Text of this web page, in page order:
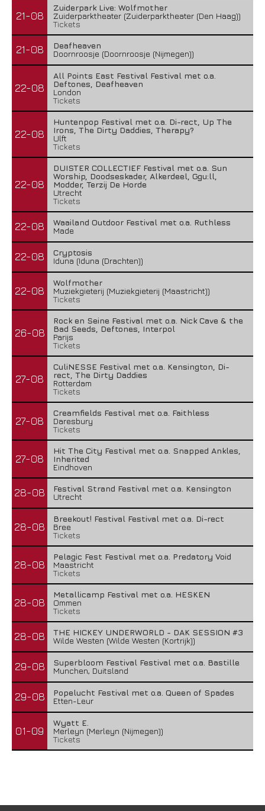
21-08
Zuiderpark Live: Wolfmother
Zuiderparktheater (Zuiderparktheater (Den Haag))
Tickets
21-08
Deafheaven
Doornroosje (Doornroosje (Nijmegen))
22-08
All Points East Festival Festival met o.a.
Deftones, Deafheaven
London
Tickets
22-08
Huntenpop Festival met o.a. Di-rect, Up The
Irons, The Dirty Daddies, Therapy?
Ulft
Tickets
22-08
DUISTER COLLECTIEF Festival met o.a. Sun
Worship, Doodseskader, Alkerdeel, Ggu:ll,
Modder, Terzij De Horde
Utrecht
Tickets
22-08
Waailand Outdoor Festival met o.a. Ruthless
Made
22-08
Cryptosis
Iduna (Iduna (Drachten))
22-08
Wolfmother
Muziekgieterij (Muziekgieterij (Maastricht))
Tickets
26-08
Rock en Seine Festival met o.a. Nick Cave & the
Bad Seeds, Deftones, Interpol
Parijs
Tickets
27-08
CuliNESSE Festival met o.a. Kensington, Di-
rect, The Dirty Daddies
Rotterdam
Tickets
27-08
Creamfields Festival met o.a. Faithless
Daresbury
Tickets
27-08
Hit The City Festival met o.a. Snapped Ankles,
Inherited
Eindhoven
28-08
Festival Strand Festival met o.a. Kensington
Utrecht
28-08
Breekout! Festival Festival met o.a. Di-rect
Bree
Tickets
28-08
Pelagic Fest Festival met o.a. Predatory Void
Maastricht
Tickets
28-08
Metallicamp Festival met o.a. HESKEN
Ommen
Tickets
28-08
THE HICKEY UNDERWORLD - DAK SESSION #3
Wilde Westen (Wilde Westen (Kortrijk))
29-08
Superbloom Festival Festival met o.a. Bastille
Munchen, Duitsland
29-08
Popelucht Festival met o.a. Queen of Spades
Etten-Leur
01-09
Wyatt E.
Merleyn (Merleyn (Nijmegen))
Tickets